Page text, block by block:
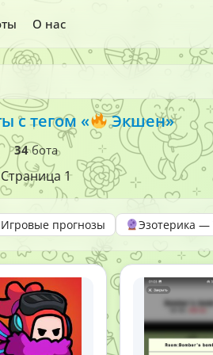
О нас
с тегом « Экшен»
34бота
Страница 1
Игровые прогнозы Эзотерика —